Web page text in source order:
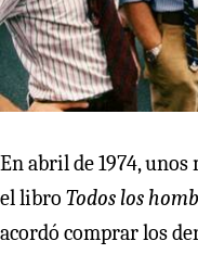
En abril de 1974, unos
el libro Todos los
acordó comprar los